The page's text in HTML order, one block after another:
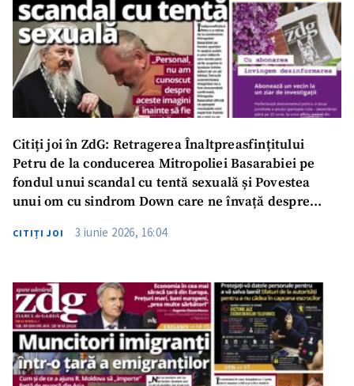
Citiți joi în ZdG: Retragerea Înaltpreasfințitului
Petru de la conducerea Mitropoliei Basarabiei pe
fondul unui scandal cu tentă sexuală și Povestea
unui om cu sindrom Down care ne învață despre
CITIȚI JOI 3 iunie 2026, 16:04